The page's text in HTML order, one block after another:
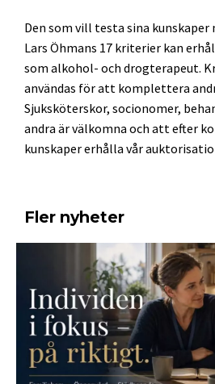
Den som vill testa sina
Lars Öhmans 17 kriterier kan
som alkohol- och drogterapeut.
användas för att komplettera
Sjuksköterskor, socionomer,
andra är välkomna och att efter
kunskaper erhålla vår
Fler nyheter